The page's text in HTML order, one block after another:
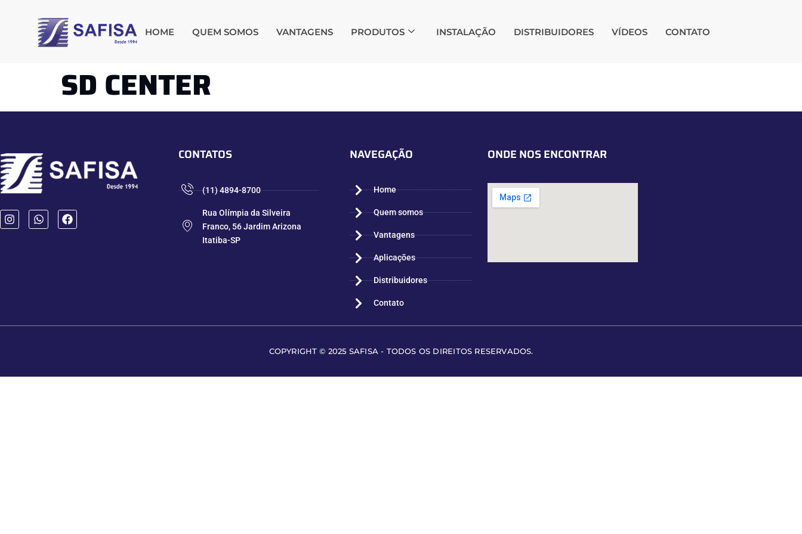
HOME QUEM SOMOS VANTAGENS PRODUTOS INSTALAÇÃO DISTRIBUIDORES VÍDEOS CONTATO
SD CENTER
CONTATOS
(11) 4894-8700
Rua Olímpia da Silveira
Franco, 56 Jardim Arizona
Itatiba-SP
NAVEGAÇÃO
Home
Quem somos
Vantagens
Aplicações
Distribuidores
Contato
ONDE NOS ENCONTRAR
COPYRIGHT © 2025 SAFISA - TODOS OS DIREITOS RESERVADOS.